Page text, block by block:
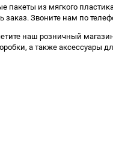
пакеты из мягкого
Звоните нам по
наш розничный
а также аксессуары